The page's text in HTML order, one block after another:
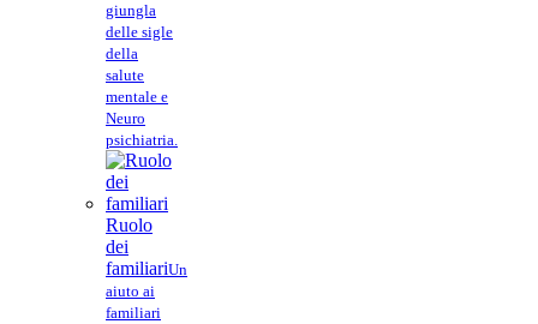
giungla
delle sigle
della
salute
mentale e
Neuro
psichiatria.
Ruolo
dei
familiariUn
aiuto ai
familiari